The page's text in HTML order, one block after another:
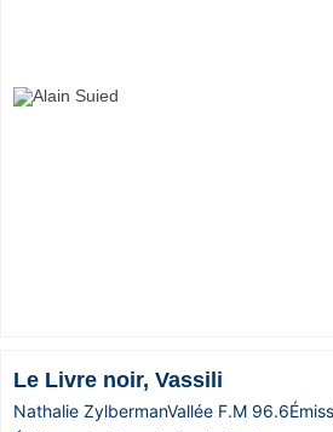
Le Livre noir, Vassili
Nathalie ZylbermanVallée F.M